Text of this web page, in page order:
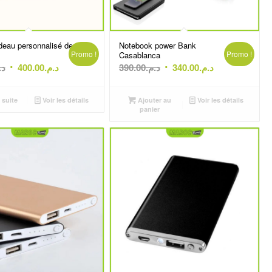
personnalisé de
Le
initial
د.م.450.00.
د.م.400.00
Le
actuel
د.م.400.00.
Promo !
suite Voir les détails
Notebook power Bank
Casablanca
د.م.390.00
Le
initial
د.م.390.00.
د.م.340.00
Le
actuel
د.م.340.00.
Promo !
Ajouter au
panier
Voir les détails